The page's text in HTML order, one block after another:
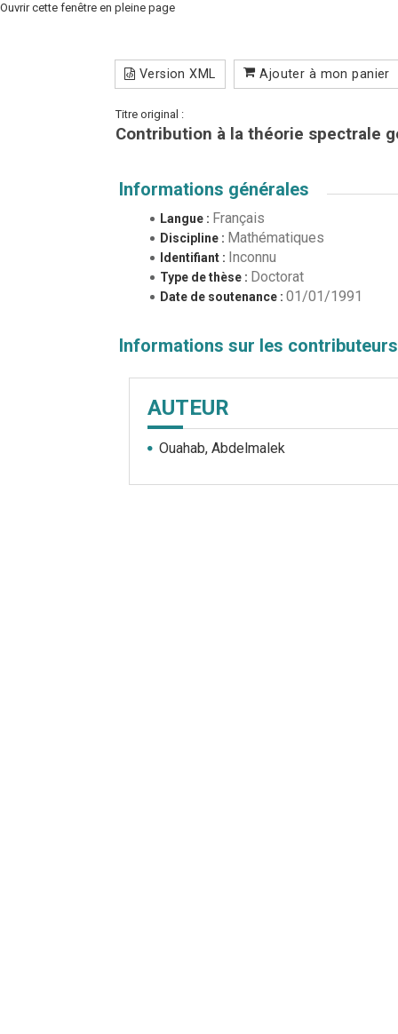
Ouvrir cette fenêtre en pleine page
Version XML Ajouter à mon panier
Titre original :
Contribution à la théorie spectrale
Informations générales
Langue : Français
Discipline : Mathématiques
Identifiant : Inconnu
Type de thèse : Doctorat
Date de soutenance : 01/01/1991
Informations sur les contributeurs
AUTEUR
Ouahab, Abdelmalek